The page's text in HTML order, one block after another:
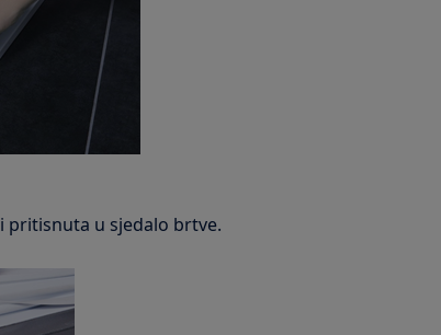
u sjedalo brtve.